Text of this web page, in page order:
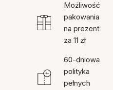
Możliwość
pakowania
na prezent
za 11 zł
60-dniowa
polityka
pełnych